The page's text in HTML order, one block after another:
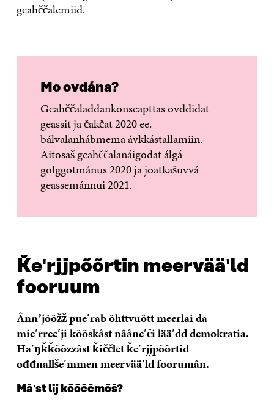
geahččalemiid.
Mo ovdána?
Geahččaladdankonseapttas ovddidat
geassit ja čakčat 2020 ee.
bálvalanhábmema ávkkástallamiin.
Aitosaš geahččalanáigodat álgá
golggotmánus 2020 ja joatkašuvvá
geassemánnui 2021.
Ǩeʹrjjpõõrtin meervääʹld
fooruum
Ânnʼjõõžž pueʹrab õhttvuõtt meerlai da
mieʹrreeʹji kõõskâst nââneʹči lääʹdd demokratia.
Haʹŋǩǩõõzzâst ǩiččlet ǩeʹrjjpõõrtid
ođđnallšeʹmmen meervääʹld foorumân.
Mâʹst lij kõõččmõš?